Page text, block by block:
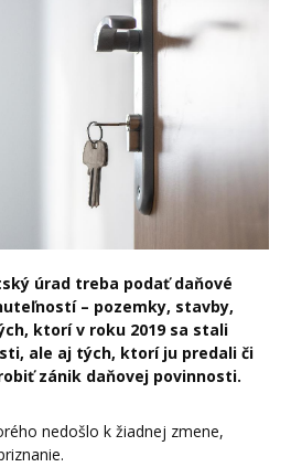
úrad treba podať daňové
– pozemky, stavby,
ktorí v roku 2019 sa stali
ale aj tých, ktorí ju predali či
zánik daňovej povinnosti.
nedošlo k žiadnej zmene,